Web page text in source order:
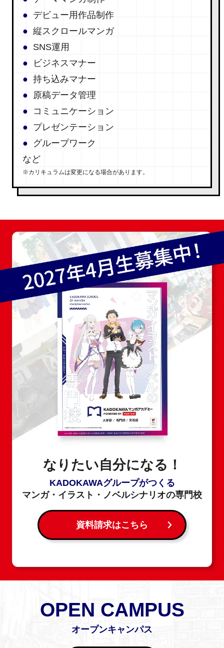
デビュー用作品制作
縦スクロールマンガ
SNS運用
ビジネスマナー
持ち込みマナー
原稿データ管理
コミュニケーション
プレゼンテーション
グループワーク
など
※カリキュラムは変更になる場合があります。
なりたい自分になる！
KADOKAWAグループがつくる
マンガ・イラスト・ノベルシナリオの専門校
資料請求はこちら
OPEN CAMPUS
オープンキャンパス